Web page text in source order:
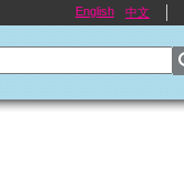
English 中文